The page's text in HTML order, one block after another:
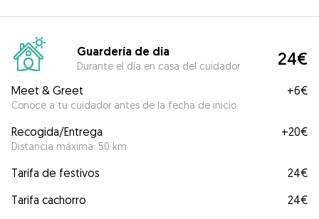
Guardería de día
Durante el día en casa del cuidador 24€
Meet & Greet
Conoce a tu cuidador antes de la fecha de inicio.
+6€
Recogida/Entrega
Distancia máxima: 50 km
+20€
Tarifa de festivos
24€
Tarifa cachorro
24€